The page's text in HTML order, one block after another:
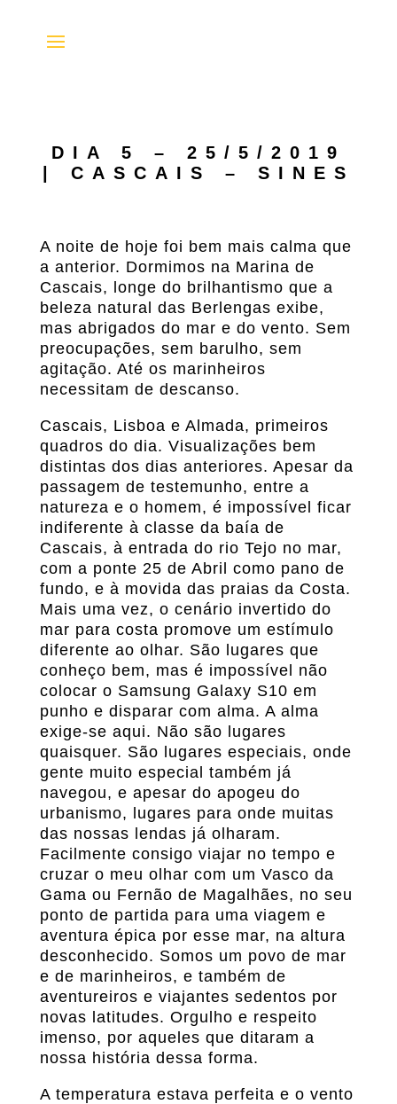
DIA 5 – 25/5/2019
| CASCAIS – SINES
A noite de hoje foi bem mais calma que
a anterior. Dormimos na Marina de
Cascais, longe do brilhantismo que a
beleza natural das Berlengas exibe,
mas abrigados do mar e do vento. Sem
preocupações, sem barulho, sem
agitação. Até os marinheiros
necessitam de descanso.
Cascais, Lisboa e Almada, primeiros
quadros do dia. Visualizações bem
distintas dos dias anteriores. Apesar da
passagem de testemunho, entre a
natureza e o homem, é impossível ficar
indiferente à classe da baía de
Cascais, à entrada do rio Tejo no mar,
com a ponte 25 de Abril como pano de
fundo, e à movida das praias da Costa.
Mais uma vez, o cenário invertido do
mar para costa promove um estímulo
diferente ao olhar. São lugares que
conheço bem, mas é impossível não
colocar o Samsung Galaxy S10 em
punho e disparar com alma. A alma
exige-se aqui. Não são lugares
quaisquer. São lugares especiais, onde
gente muito especial também já
navegou, e apesar do apogeu do
urbanismo, lugares para onde muitas
das nossas lendas já olharam.
Facilmente consigo viajar no tempo e
cruzar o meu olhar com um Vasco da
Gama ou Fernão de Magalhães, no seu
ponto de partida para uma viagem e
aventura épica por esse mar, na altura
desconhecido. Somos um povo de mar
e de marinheiros, e também de
aventureiros e viajantes sedentos por
novas latitudes. Orgulho e respeito
imenso, por aqueles que ditaram a
nossa história dessa forma.
A temperatura estava perfeita e o vento